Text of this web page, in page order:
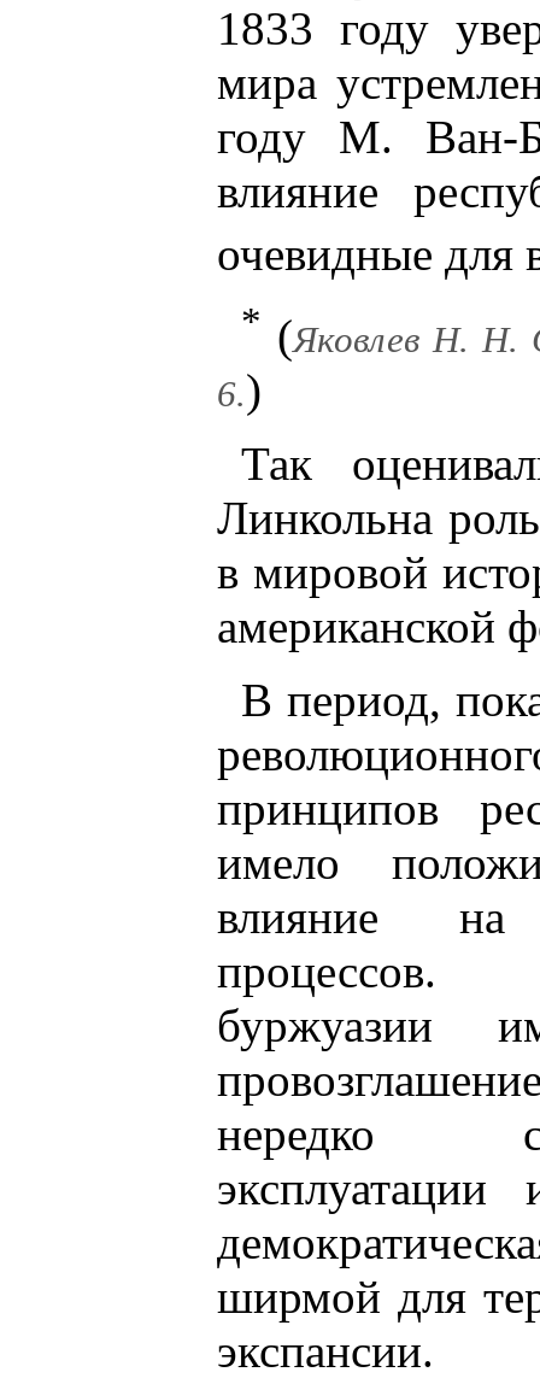
1833 году
мира
году М. Ван-
влияние
очевидные для
* (Яковлев Н.
6.)
Так
Линкольна
в мировой
американской
В период,
принципов
имело
влияние на
процессов.
буржуазии
нередко
ширмой для
экспансии.